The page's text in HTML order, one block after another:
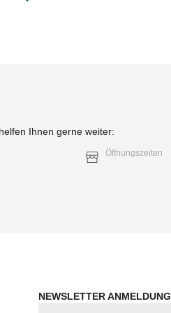
Ihnen gerne weiter:
Öffnungszeiten
NEWSLETTER ANMELDUNG